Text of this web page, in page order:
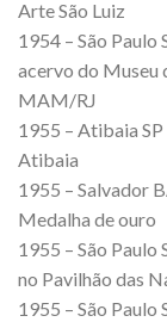
Arte São Luiz
1954 – São Paulo
acervo do Museu
MAM/RJ
1955 – Atibaia
Atibaia
1955 – Salvador
Medalha de ouro
1955 – São Paulo
no Pavilhão das
1955 – São Paulo